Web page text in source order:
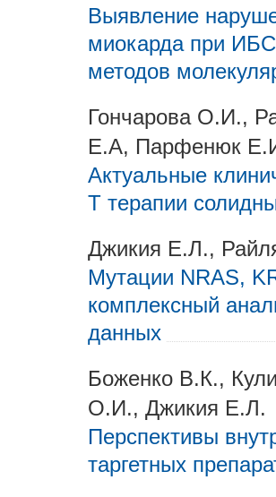
Выявление
миокарда при
методов
Гончарова О.И.,
Е.А, Парфенюк
Актуальные
T терапии
Джикия Е.Л.,
Мутации NRAS,
комплексный
данных
Боженко В.К.,
О.И., Джикия Е.Л.
Перспективы
таргетных